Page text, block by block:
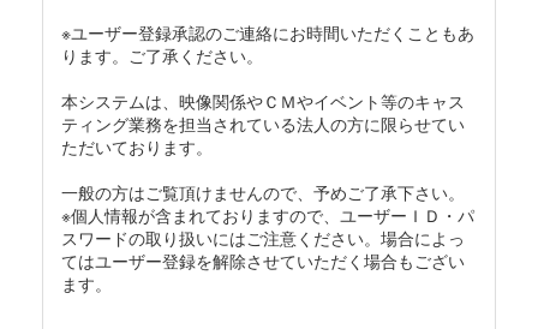
※ユーザー登録承認のご連絡にお時間いただくこともあ
ります。ご了承ください。
本システムは、映像関係やＣＭやイベント等のキャス
ティング業務を担当されている法人の方に限らせてい
ただいております。
一般の方はご覧頂けませんので、予めご了承下さい。
※個人情報が含まれておりますので、ユーザーＩＤ・パ
スワードの取り扱いにはご注意ください。場合によっ
てはユーザー登録を解除させていただく場合もござい
ます。